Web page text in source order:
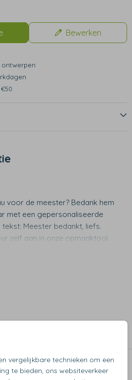
vergelijkbare technieken om een
te bieden, ons websiteverkeer
Bewerken
ontwerpen
voor de meester? Bedank hem
met een gepersonaliseerde
Meester bedankt, liefs.
zelf aan in onze opmaaktool.
50 graden
ook leuk